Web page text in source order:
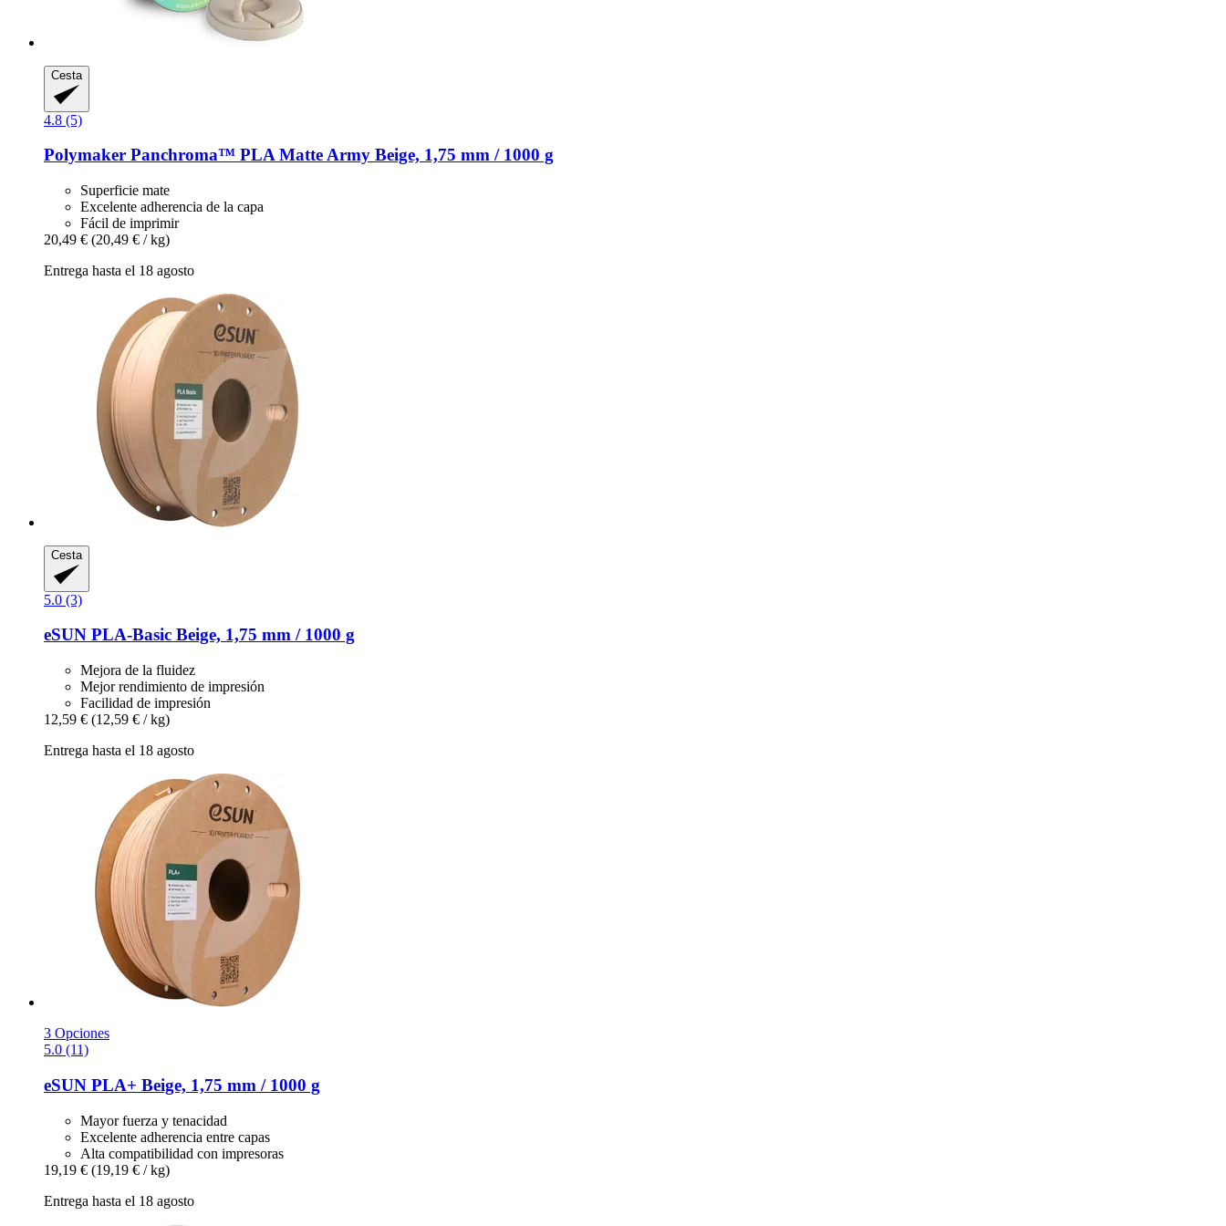
Cesta
4.8 (5)
Polymaker Panchroma™ PLA Matte Army Beige, 1,75 mm / 1000 g
Superficie mate
Excelente adherencia de la capa
Fácil de imprimir
20,49 € (20,49 € / kg)
Entrega hasta el 18 agosto
Cesta
5.0 (3)
eSUN PLA-​Basic Beige, 1,75 mm / 1000 g
Mejora de la fluidez
Mejor rendimiento de impresión
Facilidad de impresión
12,59 € (12,59 € / kg)
Entrega hasta el 18 agosto
3 Opciones
5.0 (11)
eSUN PLA+ Beige, 1,75 mm / 1000 g
Mayor fuerza y tenacidad
Excelente adherencia entre capas
Alta compatibilidad con impresoras
19,19 € (19,19 € / kg)
Entrega hasta el 18 agosto